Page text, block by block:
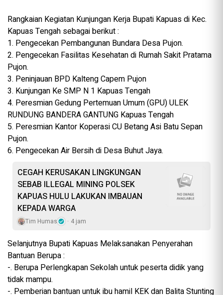
Rangkaian Kegiatan Kunjungan Kerja Bupati Kapuas di Kec.
Kapuas Tengah sebagai berikut :
1. Pengecekan Pembangunan Bundara Desa Pujon.
2. Pengecekan Fasilitas Kesehatan di Rumah Sakit Pratama
Pujon.
3. Peninjauan BPD Kalteng Capem Pujon
3. Kunjungan Ke SMP N 1 Kapuas Tengah
4. Peresmian Gedung Pertemuan Umum (GPU) ULEK
RUNDUNG BANDERA GANTUNG Kapuas Tengah
5. Peresmian Kantor Koperasi CU Betang Asi Batu Sepan
Pujon.
6. Pengecekan Air Bersih di Desa Buhut Jaya.
CEGAH KERUSAKAN LINGKUNGAN
SEBAB ILLEGAL MINING POLSEK
KAPUAS HULU LAKUKAN IMBAUAN
KEPADA WARGA
Tim Humas 4 jam
Selanjutnya Bupati Kapuas Melaksanakan Penyerahan
Bantuan Berupa :
-. Berupa Perlengkapan Sekolah untuk peserta didik yang
tidak mampu.
-. Pemberian bantuan untuk ibu hamil KEK dan Balita Stunting